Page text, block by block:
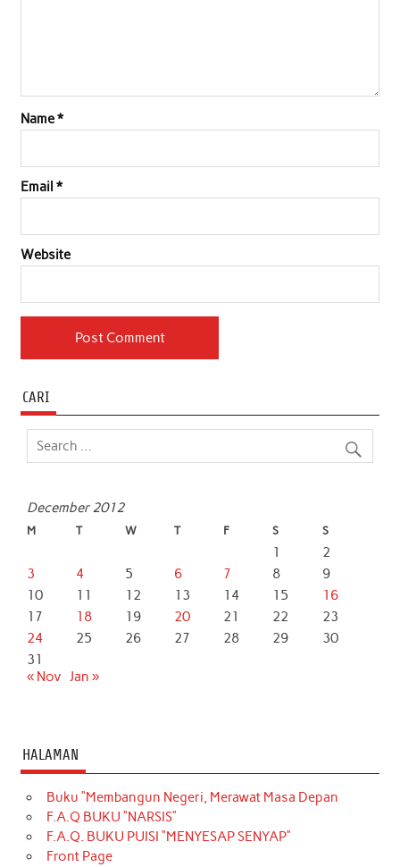
Name*
Email *
Website
CARI
December 2012
M T W T F S S
1
2
3
4 5 6 7 8
9
10
11 12 13 14 15
16
17
18 19 20 21 22
23
24
25 26 27 28 29
30
31
« Nov Jan »
HALAMAN
Buku “Membangun Negeri, Merawat Masa Depan
F.A.Q BUKU “NARSIS”
F.A.Q. BUKU PUISI “MENYESAP SENYAP”
Front Page